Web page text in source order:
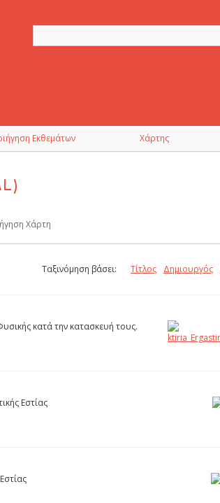
Εκθεμάτων Χάρτης
Χάρτη
Ταξινόμηση βάσει: Τίτλος Δημιουργός
κατά την κατασκευή τους.
Εστίας